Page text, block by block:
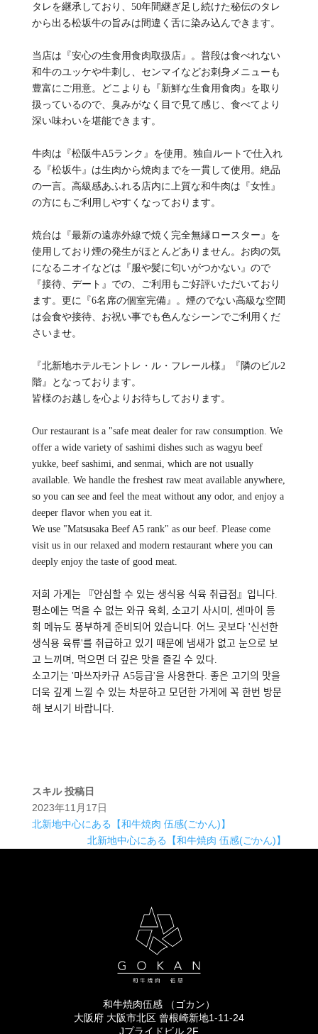
タレを継承しており、50年間継ぎ足し続けた秘伝のタレ
から出る松坂牛の旨みは間違く舌に染み込んできます。
当店は『安心の生食用食肉取扱店』。普段は食べれない
和牛のユッケや牛刺し、センマイなどお刺身メニューも
豊富にご用意。どこよりも『新鮮な生食用食肉』を取り
扱っているので、臭みがなく目で見て感じ、食べてより
深い味わいを堪能できます。
牛肉は『松阪牛A5ランク』を使用。独自ルートで仕入れ
る『松坂牛』は生肉から焼肉までを一貫して使用。絶品
の一言。高級感あふれる店内に上質な和牛肉は『女性』
の方にもご利用しやすくなっております。
焼台は『最新の遠赤外線で焼く完全無縁ロースター』を
使用しており煙の発生がほとんどありません。お肉の気
になるニオイなどは『服や髪に匂いがつかない』ので
『接待、デート』での、ご利用もご好評いただいており
ます。更に『6名席の個室完備』。煙のでない高級な空間
は会食や接待、お祝い事でも色んなシーンでご利用くだ
さいませ。
『北新地ホテルモントレ・ル・フレール様』『隣のビル2
階』となっております。
皆様のお越しを心よりお待ちしております。
Our restaurant is a "safe meat dealer for raw consumption. We
offer a wide variety of sashimi dishes such as wagyu beef
yukke, beef sashimi, and senmai, which are not usually
available. We handle the freshest raw meat available anywhere,
so you can see and feel the meat without any odor, and enjoy a
deeper flavor when you eat it.
We use "Matsusaka Beef A5 rank" as our beef. Please come
visit us in our relaxed and modern restaurant where you can
deeply enjoy the taste of good meat.
저희 가게는 『안심할 수 있는 생식용 식육 취급점』입니다.
평소에는 먹을 수 없는 와규 육회, 소고기 사시미, 센마이 등
회 메뉴도 풍부하게 준비되어 있습니다. 어느 곳보다 '신선한
생식용 육류'를 취급하고 있기 때문에 냄새가 없고 눈으로 보
고 느끼며, 먹으면 더 깊은 맛을 즐길 수 있다.
소고기는 '마쓰자카규 A5등급'을 사용한다. 좋은 고기의 맛을
더욱 깊게 느낄 수 있는 차분하고 모던한 가게에 꼭 한번 방문
해 보시기 바랍니다.
スキル 投稿日
2023年11月17日
北新地中心にある【和牛焼肉 伍感(ごかん)】
北新地中心にある【和牛焼肉 伍感(ごかん)】
和牛焼肉伍感 （ゴカン）
大阪府 大阪市北区 曾根崎新地1-11-24
Jプライドビル 2F